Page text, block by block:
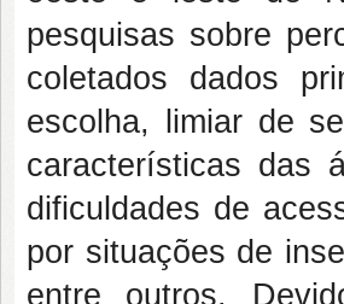
pesquisas sobre
coletados dados
escolha, limiar de
características das
dificuldades de
por situações de
entre outros.